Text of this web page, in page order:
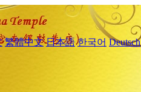
繁體中文 日本語 한국어 Deutsch